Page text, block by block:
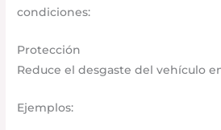
condiciones:
Protección
Reduce el desgaste del vehículo
Ejemplos: